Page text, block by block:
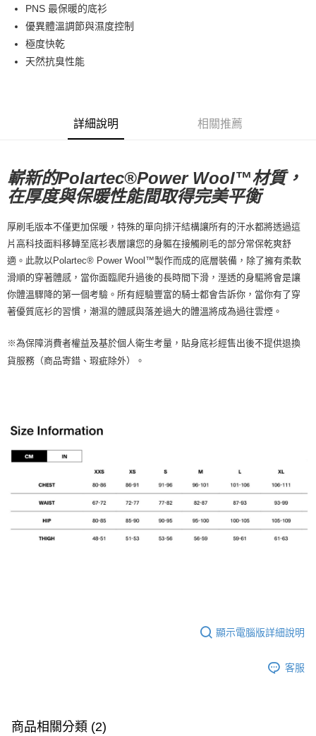
全家店到店
每筆NT$80，滿NT$10,000(含以上)免運費
付款後全家取貨
每筆NT$80，滿NT$10,000(含以上)免運費
宅配
PNS 最保暖的底衫
優異體溫調節與濕度控制
極度快乾
天然抗臭性能
詳細說明 相關推薦
嶄新的Polartec®Power Wool™材質，
在厚度與保暖性能間取得完美平衡
厚刷毛版本不僅更加保暖，特殊的單向排汗結構讓所有的汗水都將透過這
片高科技面料移轉至底衫表層讓您的身軀在接觸刷毛的部分常保乾爽舒
適。此款以Polartec® Power Wool™製作而成的底層裝備，除了擁有柔軟
滑順的穿著體感，當你面臨爬升過後的長時間下滑，溼透的身驅將會是讓
你體溫驟降的第一個考驗。所有經驗豐富的騎士都會告訴你，當你有了穿
著優質底衫的習慣，潮濕的體感與落差過大的體溫將成為過往雲煙。
※為保障消費者權益及基於個人衛生考量，貼身底衫經售出後不提供退換
貨服務（商品寄錯、瑕疵除外）。
顯示電腦版詳細說明
客服
商品相關分類 (2)